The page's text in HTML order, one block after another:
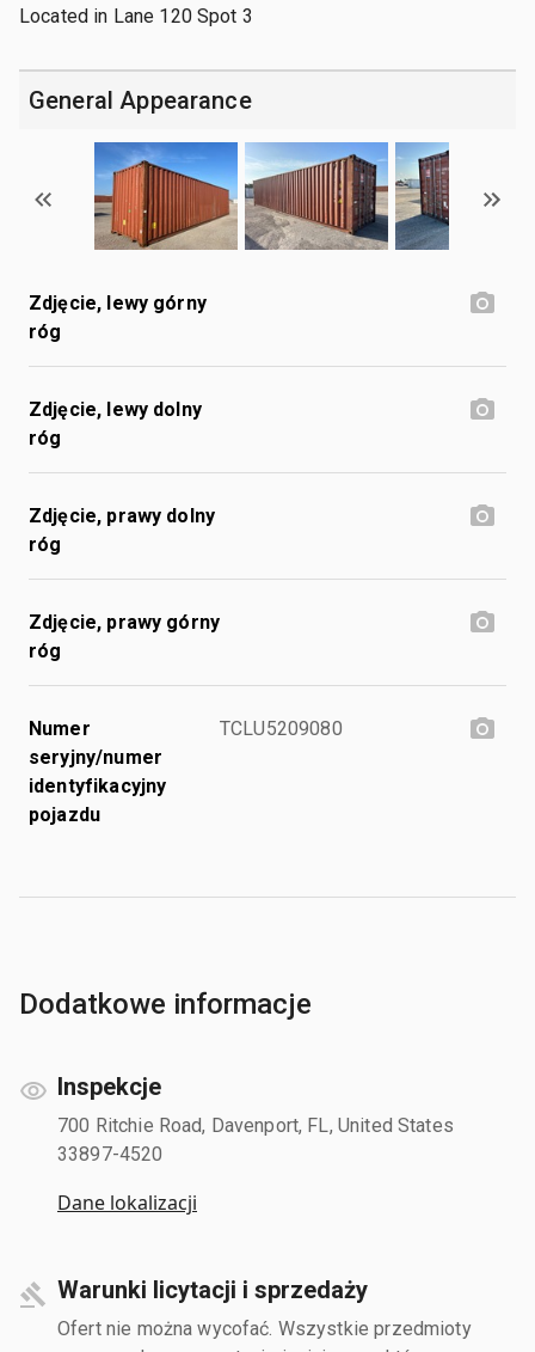
Located in Lane 120 Spot 3
General Appearance
Zdjęcie, lewy górny
róg
Zdjęcie, lewy dolny
róg
Zdjęcie, prawy dolny
róg
Zdjęcie, prawy górny
róg
Numer
seryjny/numer
identyfikacyjny
pojazdu
TCLU5209080
Dodatkowe informacje
Inspekcje
700 Ritchie Road, Davenport, FL, United States
33897-4520
Dane lokalizacji
Warunki licytacji i sprzedaży
Ofert nie można wycofać. Wszystkie przedmioty